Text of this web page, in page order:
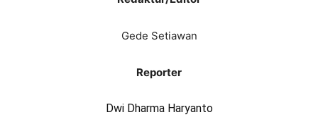
Gede Setiawan
Reporter
Dwi Dharma Haryanto